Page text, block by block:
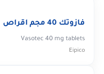
فازوتك 40 مجم اقراص
Vasotec 40 mg tablets
Eipico